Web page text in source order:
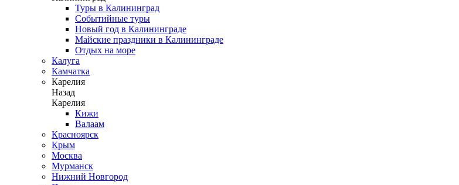
Туры в Калининград
Событийные туры
Новый год в Калининграде
Майские праздники в Калининграде
Отдых на море
Калуга
Камчатка
Карелия
Назад
Карелия
Кижи
Валаам
Красноярск
Крым
Москва
Мурманск
Нижний Новгород